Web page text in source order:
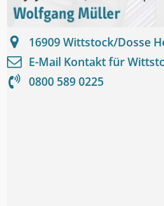
16909Wittstock/Dosse
E-Mail Kontakt für
0800 589 0225